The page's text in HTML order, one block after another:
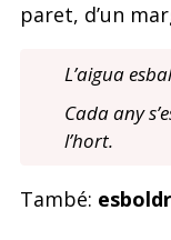
paret, d’un
L’aigua
Cada any
l’hort.
També: